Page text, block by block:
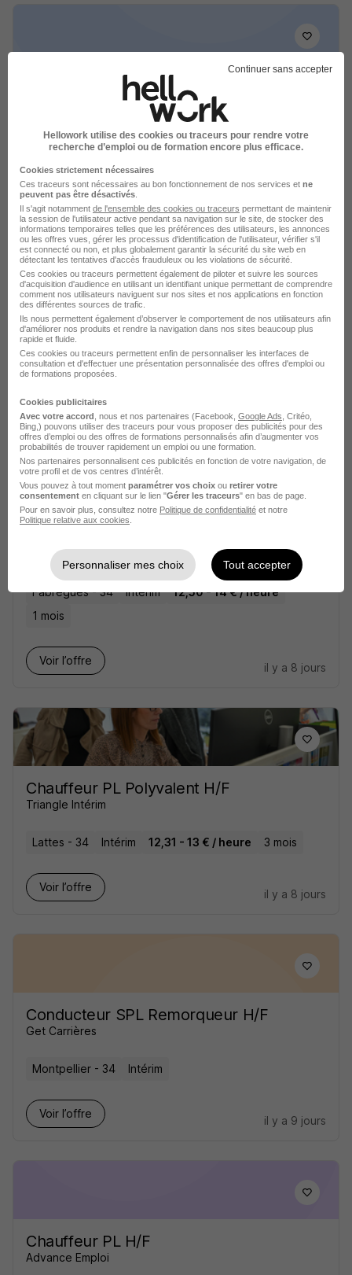
Chauffeur SPL TP H/F
Montpellier - 34 Intérim
Voir l’offre
il y a 7 jours
Chauffeur PL H/F
Advance Emploi
Montpellier - 34 Intérim
Voir l’offre
il y a 7 jours
WHOWORKS
Fabrègues - 34 Intérim
12,50 - 14 € / heure
1 mois
Voir l’offre
il y a 8 jours
Chauffeur PL Polyvalent H/F
Triangle Intérim
Lattes - 34 Intérim 12,31 - 13 € / heure 3 mois
Voir l’offre
il y a 8 jours
Conducteur SPL Remorqueur H/F
Get Carrières
Montpellier - 34 Intérim
Voir l’offre
il y a 9 jours
Chauffeur PL H/F
Advance Emploi
Continuer sans accepter
Hellowork utilise des cookies ou traceurs pour rendre votre
recherche d’emploi ou de formation encore plus efficace.
Cookies strictement nécessaires
Ces traceurs sont nécessaires au bon fonctionnement de nos services et ne
peuvent pas être désactivés
Il s'agit notamment de l'ensemble des cookies ou traceurs permettant de maintenir
la session de l'utilisateur active pendant sa navigation sur le site, de stocker des
informations temporaires telles que les préférences des utilisateurs, les annonces
ou les offres vues, gérer les processus d'identification de l'utilisateur, vérifier s'il
est connecté ou non, et plus globalement garantir la sécurité du site web en
détectant les tentatives d'accès frauduleux ou les violations de sécurité.
Ces cookies ou traceurs permettent également de piloter et suivre les sources
d'acquisition d'audience en utilisant un identifiant unique permettant de comprendre
comment nos utilisateurs naviguent sur nos sites et nos applications en fonction
des différentes sources de trafic.
Ils nous permettent également d’observer le comportement de nos utilisateurs afin
d'améliorer nos produits et rendre la navigation dans nos sites beaucoup plus
rapide et fluide.
Ces cookies ou traceurs permettent enfin de personnaliser les interfaces de
consultation et d'effectuer une présentation personnalisée des offres d'emploi ou
de formations proposées.
Cookies publicitaires
Avec votre accord , nous et nos partenaires (Facebook, Google Ads , Critéo,
Bing,) pouvons utiliser des traceurs pour vous proposer des publicités pour des
offres d’emploi ou des offres de formations personnalisés afin d’augmenter vos
probabilités de trouver rapidement un emploi ou une formation.
Nos partenaires personnalisent ces publicités en fonction de votre navigation, de
votre profil et de vos centres d’intérêt.
Vous pouvez à tout moment paramétrer vos choix ou retirer votre
consentement en cliquant sur le lien "Gérer les traceurs" en bas de page.
Pour en savoir plus, consultez notre Politique de confidentialité et notre
Politique relative aux cookies
Personnaliser mes choix Tout accepter